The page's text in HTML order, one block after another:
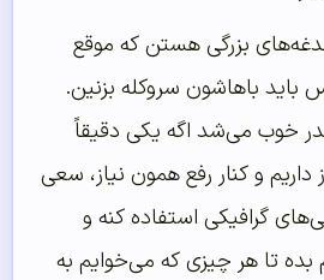
بزرگی هستن که موقع
باید باهاشون سروکله بزنین.
خوب می‌شد اگه یکی دقیقاً
و کنار رفع همون نیاز، سعی
گرافیکی استفاده کنه و
تا هر چیزی که می‌خوایم به